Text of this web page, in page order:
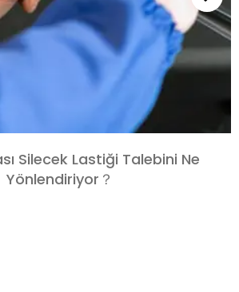
Silecek Lastiği Talebini Ne
Yönlendiriyor？